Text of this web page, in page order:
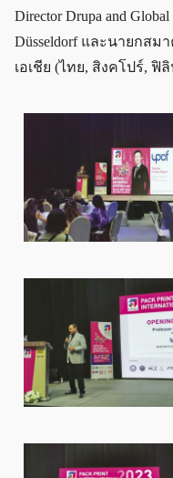
Director Drupa and Global
Düsseldorf และนายกสม
เอเชีย (ไทย, สิงคโปร์, ฟิ